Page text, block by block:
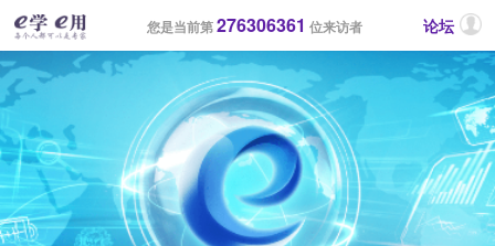
您是当前第276306361 位来访者 论坛